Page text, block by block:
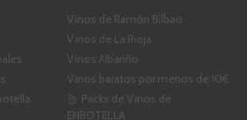
Vinos de Ramón Bilbao
Vinos de La Rioja
Vinos Albariño
Vinos baratos por menos de 10€
Packs de Vinos de
ENBOTELLA